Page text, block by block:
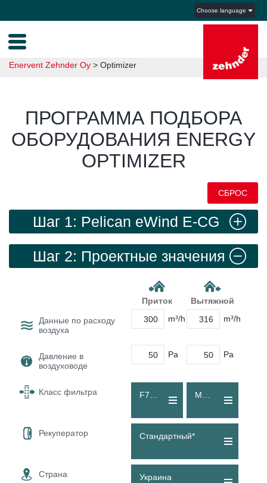
Choose language
Enervent Zehnder Oy > Optimizer
ПРОГРАММА ПОДБОРА
ОБОРУДОВАНИЯ ENERGY
OPTIMIZER
СБРОС
Шаг 1: Pelican eWind E-CG
Шаг 2: Проектные значения
Приток Вытяжной
Данные по расходу
воздуха
m³/h m³/h
Давление в
воздуховоде
Pa Pa
Класс фильтра
Рекуператор Стандартный*
Страна Украина